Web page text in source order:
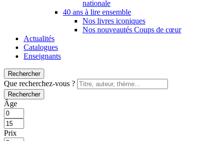
nationale
40 ans à lire ensemble
Nos livres iconiques
Nos nouveautés Coups de cœur
Actualités
Catalogues
Enseignants
Rechercher
Que recherchez-vous ?
Rechercher
Âge
Prix